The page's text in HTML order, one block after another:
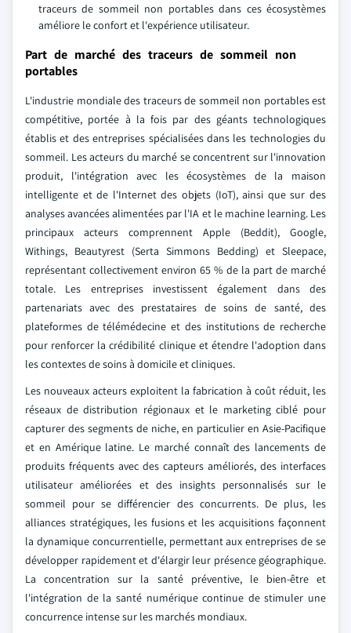
traceurs de sommeil non portables dans ces écosystèmes
améliore le confort et l'expérience utilisateur.
Part de marché des traceurs de sommeil non
portables
L'industrie mondiale des traceurs de sommeil non portables est
compétitive, portée à la fois par des géants technologiques
établis et des entreprises spécialisées dans les technologies du
sommeil. Les acteurs du marché se concentrent sur l'innovation
produit, l'intégration avec les écosystèmes de la maison
intelligente et de l'Internet des objets (IoT), ainsi que sur des
analyses avancées alimentées par l'IA et le machine learning.Les
principaux acteurs comprennent Apple (Beddit), Google,
Withings, Beautyrest (Serta Simmons Bedding) et Sleepace,
représentant collectivement environ 65 % de la part de marché
totale. Les entreprises investissent également dans des
partenariats avec des prestataires de soins de santé, des
plateformes de télémédecine et des institutions de recherche
pour renforcer la crédibilité clinique et étendre l'adoption dans
les contextes de soins à domicile et cliniques.
Les nouveaux acteurs exploitent la fabrication à coût réduit, les
réseaux de distribution régionaux et le marketing ciblé pour
capturer des segments de niche, en particulier en Asie-Pacifique
et en Amérique latine. Le marché connaît des lancements de
produits fréquents avec des capteurs améliorés, des interfaces
utilisateur améliorées et des insights personnalisés sur le
sommeil pour se différencier des concurrents.De plus, les
alliances stratégiques, les fusions et les acquisitions façonnent
la dynamique concurrentielle, permettant aux entreprises de se
développer rapidement et d'élargir leur présence géographique.
La concentration sur la santé préventive, le bien-être et
l'intégration de la santé numérique continue de stimuler une
concurrence intense sur les marchés mondiaux.